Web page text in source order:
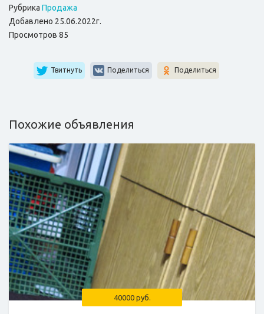
Рубрика Продажа
Добавлено 25.06.2022г.
Просмотров 85
Твитнуть Поделиться Поделиться
Похожие объявления
40000 руб.